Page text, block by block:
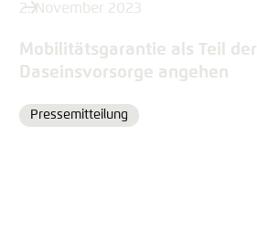
2. November 2023
Mobilitätsgarantie als Teil der
Daseinsvorsorge angehen
Format
Pressemitteilung